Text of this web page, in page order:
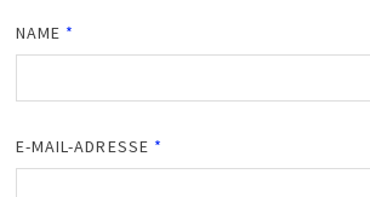
NAME *
E-MAIL-ADRESSE *